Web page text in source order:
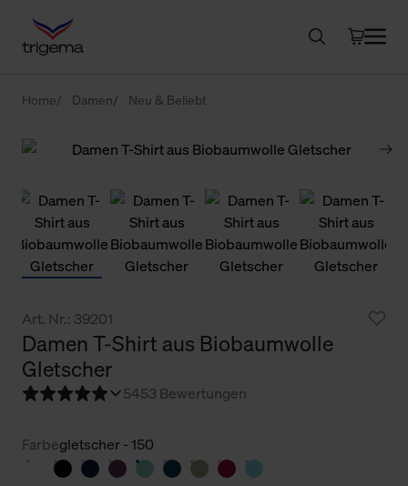
Home Damen Neu & Beliebt
Art. Nr.: 39201
Damen T-Shirt aus Biobaumwolle
Gletscher
5453 Bewertungen
Farbegletscher - 150